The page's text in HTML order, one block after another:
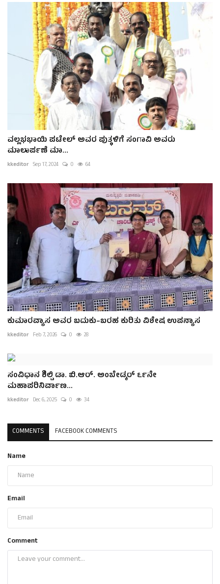
ವಲ್ಲಭಭಾಯಿ ಪಟೇಲ್ ಅವರ ಪುತ್ಥಳಿಗೆ ಸಂಗಾವಿ ಅವರು
ಮಾಲಾರ್ಪಣೆ ಮಾ...
kkeditor Sep 17, 2024 0 64
ಕುಮಾರವ್ಯಾಸ ಅವರ ಬದುಕು–ಬರಹ ಕುರಿತು ವಿಶೇಷ ಉಪನ್ಯಾಸ
kkeditor Feb 7, 2026 0 28
ಸಂವಿಧಾನ ಶಿಲ್ಪಿ ಡಾ. ಬಿ.ಆರ್. ಅಂಬೇಡ್ಕರ್ ೬೯ನೇ
ಮಹಾಪರಿನಿರ್ವಾಣ...
kkeditor Dec 6, 2025 0 34
COMMENTS FACEBOOK COMMENTS
Name
Email
Comment